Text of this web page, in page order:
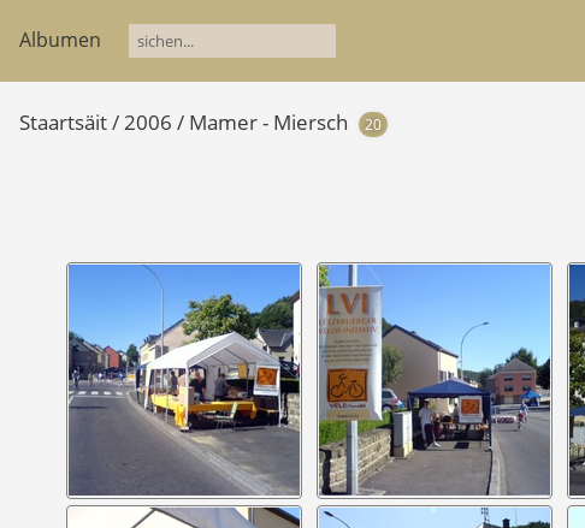
Albumen
Staartsäit/2006 / Mamer - Miersch 20